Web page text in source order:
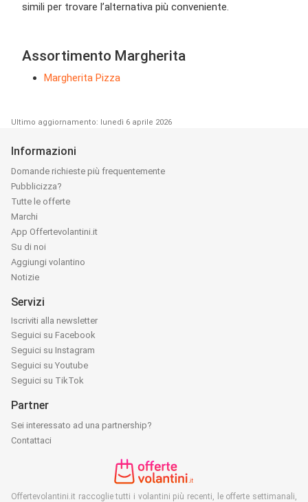
simili per trovare l’alternativa più conveniente.
Assortimento Margherita
Margherita Pizza
Ultimo aggiornamento: lunedì 6 aprile 2026
Informazioni
Domande richieste più frequentemente
Pubblicizza?
Tutte le offerte
Marchi
App Offertevolantini.it
Su di noi
Aggiungi volantino
Notizie
Servizi
Iscriviti alla newsletter
Seguici su Facebook
Seguici su Instagram
Seguici su Youtube
Seguici su TikTok
Partner
Sei interessato ad una partnership?
Contattaci
Offertevolantini.it raccoglie tutti i volantini più recenti, le offerte settimanali,